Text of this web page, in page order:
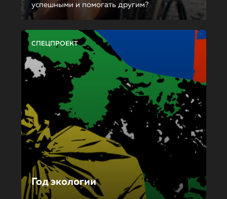
успешными и помогать другим?
СПЕЦПРОЕКТ
Год экологии